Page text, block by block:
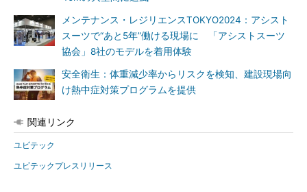
メンテナンス・レジリエンスTOKYO2024：アシスト
スーツで“あと5年”働ける現場に 「アシストスーツ
協会」8社のモデルを着用体験
安全衛生：体重減少率からリスクを検知、建設現場向
け熱中症対策プログラムを提供
関連リンク
ユビテック
ユビテックプレスリリース